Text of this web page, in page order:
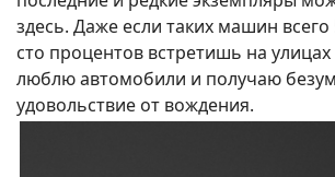
здесь. Даже если таких машин
сто процентов встретишь на
люблю автомобили и получаю
удовольствие от вождения.